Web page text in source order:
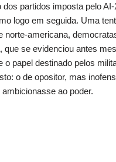
dos partidos imposta pelo
logo em seguida. Uma
norte-americana,
que se evidenciou antes
o papel destinado pelos
o de opositor, mas
ao poder.